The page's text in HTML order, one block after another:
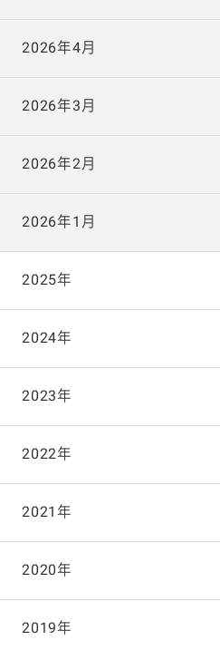
2026年4月
2026年3月
2026年2月
2026年1月
2025年
2025年12月
2025年11月
2025年10月
2025年9月
2025年8月
2025年7月
2024年
2024年12月
2024年11月
2024年10月
2024年9月
2024年8月
2023年
2023年12月
2023年11月
2023年10月
2023年9月
2022年
2022年12月
2022年11月
2022年10月
2021年
2021年12月
2021年11月
2020年
2020年12月
2019年